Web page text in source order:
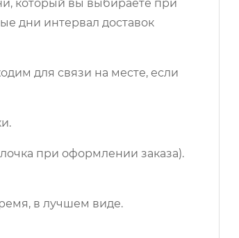
который вы выбираете при
дни интервал доставок
для связи на месте, если
при оформлении заказа).
в лучшем виде.